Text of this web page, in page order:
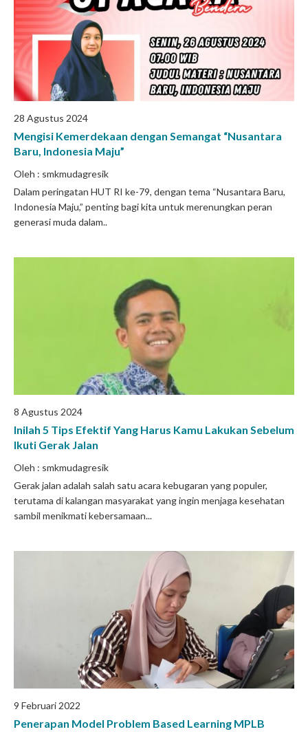
28 Agustus 2024
Mengisi Kemerdekaan dengan Semangat “Nusantara
Baru, Indonesia Maju”
Oleh : smkmudagresik
Dalam peringatan HUT RI ke-79, dengan tema “Nusantara Baru,
Indonesia Maju,” penting bagi kita untuk merenungkan peran
generasi muda dalam..
8 Agustus 2024
Inilah 5 Tips Efektif Yang Harus Kamu Lakukan Sebelum
Ikuti Gerak Jalan
Oleh : smkmudagresik
Gerak jalan adalah salah satu acara kebugaran yang populer,
terutama di kalangan masyarakat yang ingin menjaga kesehatan
sambil menikmati kebersamaan...
9 Februari 2022
Penerapan Model Problem Based Learning MPLB